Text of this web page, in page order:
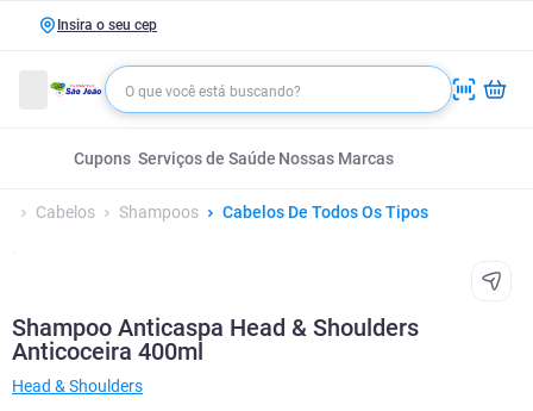
Insira o seu cep
Cupons Serviços de Saúde Nossas Marcas
Cabelos Shampoos Cabelos De Todos Os Tipos
Shampoo Anticaspa Head & Shoulders
Anticoceira 400ml
Head & Shoulders